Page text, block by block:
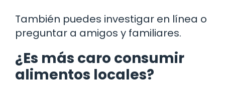
También puedes investigar en línea o
preguntar a amigos y familiares.
¿Es más caro consumir
alimentos locales?